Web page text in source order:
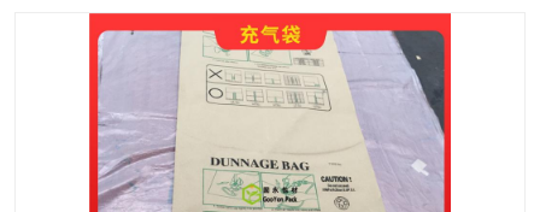
裹包网兜 纤维打包带
充气袋
托盘裹包网兜